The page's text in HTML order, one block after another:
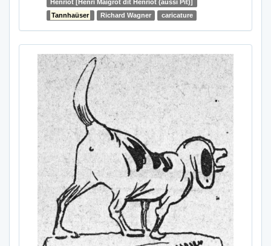
Henriot [Henri Maigrot dit Henriot (aussi Pit)]
Tannhaüser
Richard Wagner caricature